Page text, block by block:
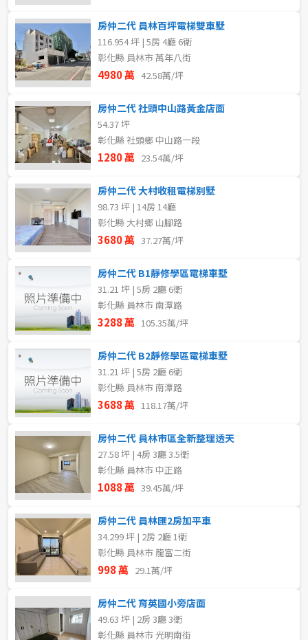
房仲二代 員林百坪電梯雙車墅
116.954 坪 | 5房 4廳 6衛
彰化縣 員林市 萬年八街
4980 萬 42.58萬/坪
房仲二代 社頭中山路黃金店面
54.37 坪
彰化縣 社頭鄉 中山路一段
1280 萬 23.54萬/坪
房仲二代 大村收租電梯別墅
98.73 坪 | 14房 14廳
彰化縣 大村鄉 山腳路
3680 萬 37.27萬/坪
房仲二代 B1靜修學區電梯車墅
31.21 坪 | 5房 2廳 6衛
彰化縣 員林市 南潭路
3288 萬 105.35萬/坪
房仲二代 B2靜修學區電梯車墅
31.21 坪 | 5房 2廳 6衛
彰化縣 員林市 南潭路
3688 萬 118.17萬/坪
房仲二代 員林市區全新整理透天
27.58 坪 | 4房 3廳 3.5衛
彰化縣 員林市 中正路
1088 萬 39.45萬/坪
房仲二代 員林匯2房加平車
34.299 坪 | 2房 2廳 1衛
彰化縣 員林市 龍富二街
998 萬 29.1萬/坪
房仲二代 育英國小旁店面
49.63 坪 | 2房 3廳 3衛
彰化縣 員林市 光明南街